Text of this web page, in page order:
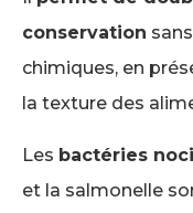
conservation
chimiques, en
la texture des
Les bactéries
et la salmonelle